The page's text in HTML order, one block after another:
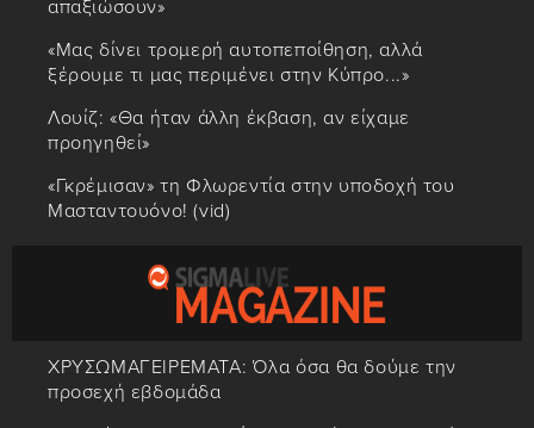
απαξιώσουν»
«Μας δίνει τρομερή αυτοπεποίθηση, αλλά
ξέρουμε τι μας περιμένει στην Κύπρο...»
Λουίζ: «Θα ήταν άλλη έκβαση, αν είχαμε
προηγηθεί»
«Γκρέμισαν» τη Φλωρεντία στην υποδοχή του
Μασταντουόνο! (vid)
ΧΡΥΣΩΜΑΓΕΙΡΕΜΑΤΑ: Όλα όσα θα δούμε την
προσεχή εβδομάδα